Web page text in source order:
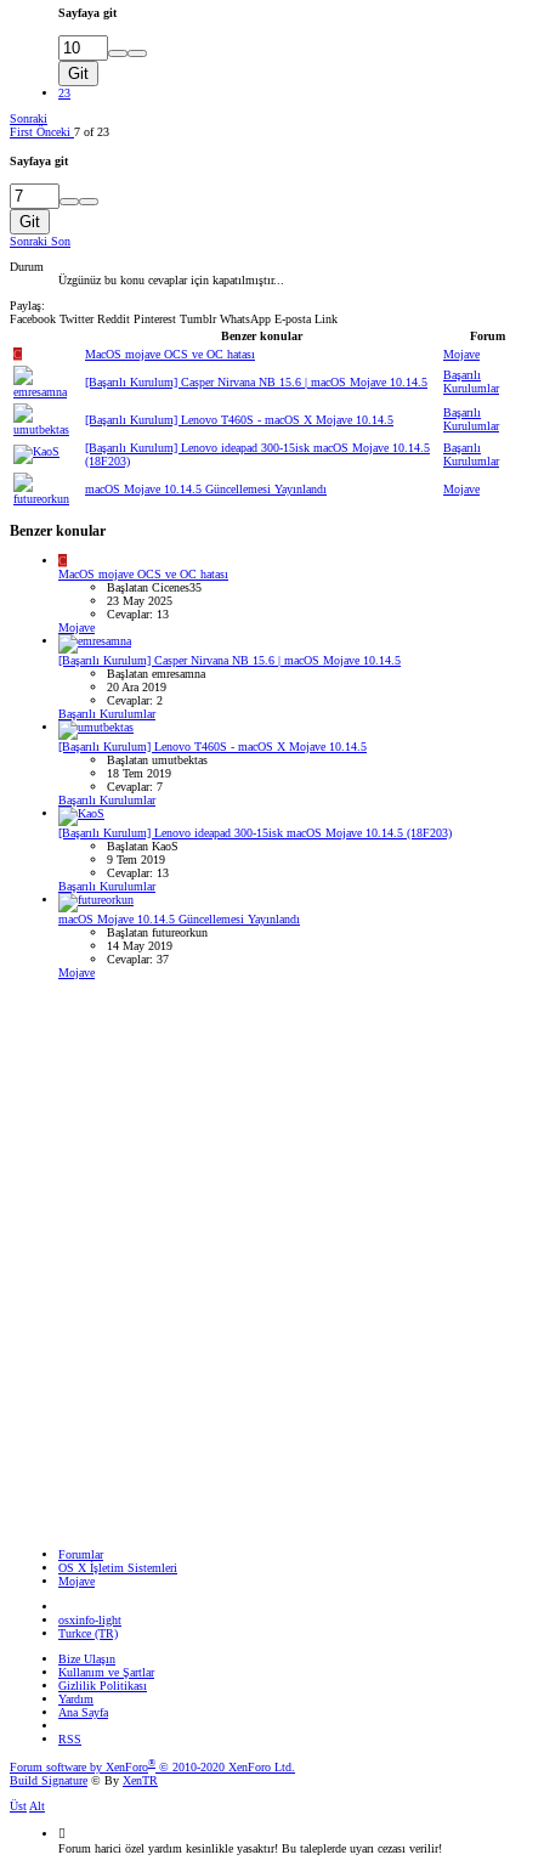
Sayfaya git
Git
23
Sonraki
First Önceki 7 of 23
Sayfaya git
Git
Sonraki Son
Durum
Üzgünüz bu konu cevaplar için kapatılmıştır...
Paylaş:
Facebook Twitter Reddit Pinterest Tumblr WhatsApp E-posta Link
Benzer konular
Forum
C
MacOS mojave OCS ve OC hatası Mojave
[Başarılı Kurulum] Casper Nirvana NB 15.6 | macOS Mojave 10.14.5
Başarılı
Kurulumlar
[Başarılı Kurulum] Lenovo T460S - macOS X Mojave 10.14.5
Başarılı
Kurulumlar
[Başarılı Kurulum] Lenovo ideapad 300-15isk macOS Mojave 10.14.5
(18F203)
Başarılı
Kurulumlar
macOS Mojave 10.14.5 Güncellemesi Yayınlandı Mojave
Benzer konular
C
MacOS mojave OCS ve OC hatası
Başlatan Cicenes35
23 May 2025
Cevaplar: 13
Mojave
[Başarılı Kurulum] Casper Nirvana NB 15.6 | macOS Mojave 10.14.5
Başlatan emresamna
20 Ara 2019
Cevaplar: 2
Başarılı Kurulumlar
[Başarılı Kurulum] Lenovo T460S - macOS X Mojave 10.14.5
Başlatan umutbektas
18 Tem 2019
Cevaplar: 7
Başarılı Kurulumlar
[Başarılı Kurulum] Lenovo ideapad 300-15isk macOS Mojave 10.14.5 (18F203)
Başlatan KaoS
9 Tem 2019
Cevaplar: 13
Başarılı Kurulumlar
macOS Mojave 10.14.5 Güncellemesi Yayınlandı
Başlatan futureorkun
14 May 2019
Cevaplar: 37
Mojave
Forumlar
OS X İşletim Sistemleri
Mojave
osxinfo-light
Turkce (TR)
Bize Ulaşın
Kullanım ve Şartlar
Gizlilik Politikası
Yardım
Ana Sayfa
RSS
Forum software by XenForo® © 2010-2020 XenForo Ltd.
Build Signature © By XenTR
Üst Alt
Forum harici özel yardım kesinlikle yasaktır! Bu taleplerde uyarı cezası verilir!